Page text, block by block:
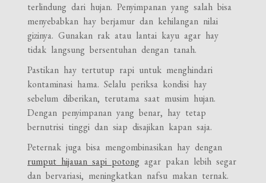
terlindung dari hujan. Penyimpanan yang salah bisa
menyebabkan hay berjamur dan kehilangan nilai
gizinya. Gunakan rak atau lantai kayu agar hay
tidak langsung bersentuhan dengan tanah.
Pastikan hay tertutup rapi untuk menghindari
kontaminasi hama. Selalu periksa kondisi hay
sebelum diberikan, terutama saat musim hujan.
Dengan penyimpanan yang benar, hay tetap
bernutrisi tinggi dan siap disajikan kapan saja.
Peternak juga bisa mengombinasikan hay dengan
rumput hijauan sapi potong agar pakan lebih segar
dan bervariasi, meningkatkan nafsu makan ternak.